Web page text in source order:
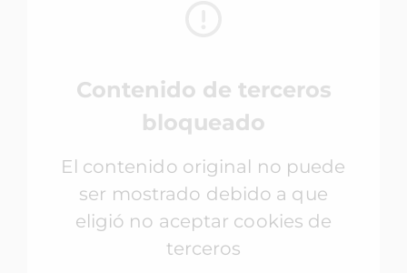
Contenido de terceros
bloqueado
El contenido original no puede
ser mostrado debido a que
eligió no aceptar cookies de
terceros